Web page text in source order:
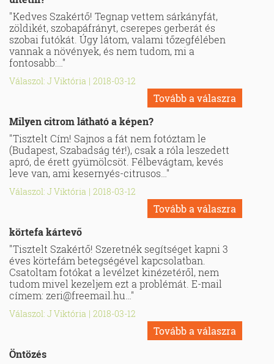
"Kedves Szakértő! Tegnap vettem sárkányfát,
zöldikét, szobapáfrányt, cserepes gerberát és
szobai futókát. Úgy látom, valami tőzegfélében
vannak a növények, és nem tudom, mi a
fontosabb:…"
Válaszol: J Viktória | 2018-03-12
Tovább a válaszra
Milyen citrom látható a képen?
"Tisztelt Cím! Sajnos a fát nem fotóztam le
(Budapest, Szabadság tér!), csak a róla leszedett
apró, de érett gyümölcsöt. Félbevágtam, kevés
leve van, ami kesernyés-citrusos…"
Válaszol: J Viktória | 2018-03-12
Tovább a válaszra
körtefa kártevő
"Tisztelt Szakértő! Szeretnék segítséget kapni 3
éves körtefám betegségével kapcsolatban.
Csatoltam fotókat a levélzet kinézetéről, nem
tudom mivel kezeljem ezt a problémát. E-mail
címem: zeri@freemail.hu …"
Válaszol: J Viktória | 2018-03-12
Tovább a válaszra
Öntözés